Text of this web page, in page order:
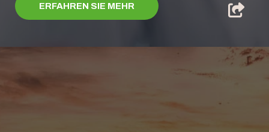
ERFAHREN SIE MEHR